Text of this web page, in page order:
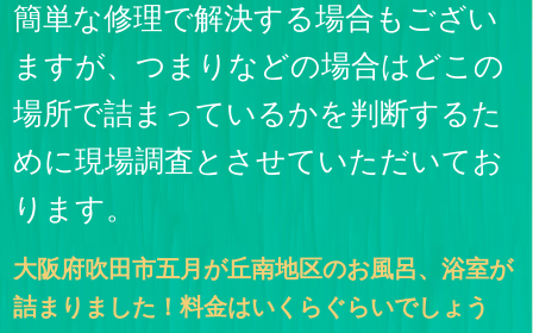
簡単な修理で解決する場合もござい
ますが、つまりなどの場合はどこの
場所で詰まっているかを判断するた
めに現場調査とさせていただいてお
ります。
大阪府吹田市五月が丘南地区のお風呂、浴室が
詰まりました！料金はいくらぐらいでしょう